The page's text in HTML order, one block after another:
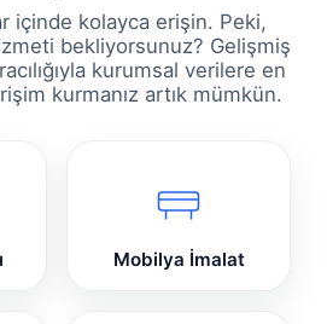
içinde kolayca erişin. Peki,
bekliyorsunuz? Gelişmiş
kurumsal verilere en
kurmanız artık mümkün.
Mobilya İmalat